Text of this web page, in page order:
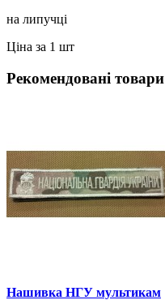
на липучці
Ціна за 1 шт
Рекомендовані товари
Нашивка НГУ мультикам